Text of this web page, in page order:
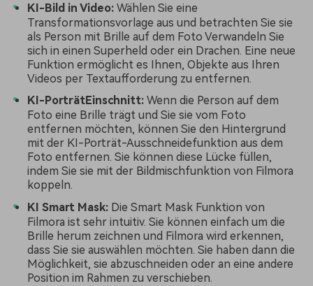
KI-Bild in Video: Wählen Sie eine
Transformationsvorlage aus und betrachten Sie sie
als Person mit Brille auf dem Foto Verwandeln Sie
sich in einen Superheld oder ein Drachen. Eine neue
Funktion ermöglicht es Ihnen, Objekte aus Ihren
Videos per Textaufforderung zu entfernen.
KI-PorträtEinschnitt: Wenn die Person auf dem
Foto eine Brille trägt und Sie sie vom Foto
entfernen möchten, können Sie den Hintergrund
mit der KI-Porträt-Ausschneidefunktion aus dem
Foto entfernen. Sie können diese Lücke füllen,
indem Sie sie mit der Bildmischfunktion von Filmora
koppeln.
KI Smart Mask: Die Smart Mask Funktion von
Filmora ist sehr intuitiv. Sie können einfach um die
Brille herum zeichnen und Filmora wird erkennen,
dass Sie sie auswählen möchten. Sie haben dann die
Möglichkeit, sie abzuschneiden oder an eine andere
Position im Rahmen zu verschieben.